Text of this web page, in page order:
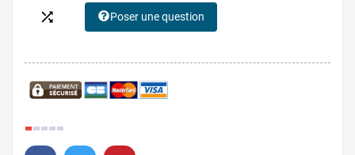
 Poser une question